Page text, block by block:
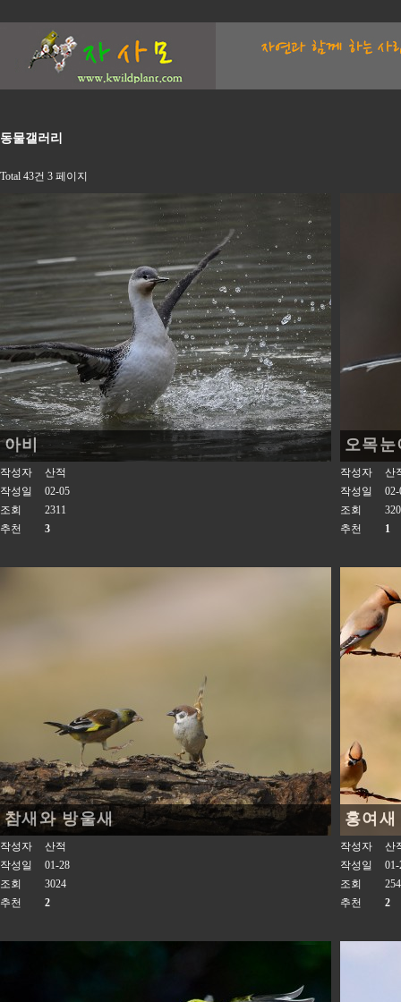
동물갤러리
Total 43건 3 페이지
아비
작성자
산적
작성일
02-05
조회
2311
추천
3
오목눈
작성자
산
작성일
02-
조회
추천
1
참새와 방울새
작성자
산적
작성일
01-28
조회
3024
추천
2
홍여새
작성자
산
작성일
01-
조회
추천
2